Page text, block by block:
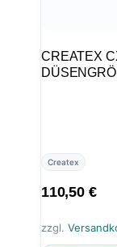
CREATEX
Createx
110,50 €
zzgl.